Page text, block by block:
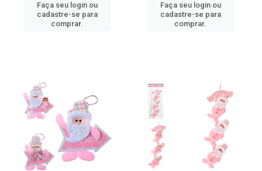
Faça seu login ou
cadastre-se para
comprar.
Faça seu login ou
cadastre-se para
comprar.